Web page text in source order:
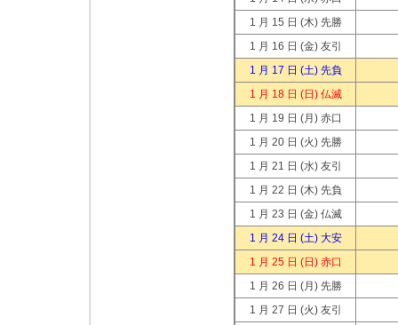
1 月 15 日 (木) 先勝
1 月 16 日 (金) 友引
1 月 17 日 (土) 先負
1 月 18 日 (日) 仏滅
1 月 19 日 (月) 赤口
1 月 20 日 (火) 先勝
1 月 21 日 (水) 友引
1 月 22 日 (木) 先負
1 月 23 日 (金) 仏滅
1 月 24 日 (土) 大安
1 月 25 日 (日) 赤口
1 月 26 日 (月) 先勝
1 月 27 日 (火) 友引